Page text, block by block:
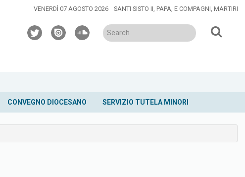
VENERDÌ 07 AGOSTO 2026 SANTI SISTO II, PAPA, E COMPAGNI, MARTIRI
twitterissuusoundcloud
CONVEGNO DIOCESANO SERVIZIO TUTELA MINORI